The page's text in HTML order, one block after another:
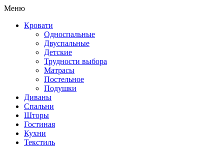
Меню
Кровати
Односпальные
Двуспальные
Детские
Трудности выбора
Матрасы
Постельное
Подушки
Диваны
Спальни
Шторы
Гостиная
Кухни
Текстиль